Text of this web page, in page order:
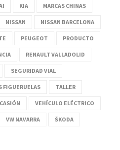
KIA MARCAS CHINAS
NISSAN NISSAN BARCELONA
PEUGEOT PRODUCTO
RENAULT VALLADOLID
SEGURIDAD VIAL
FIGUERUELAS TALLER
VEHÍCULO ELÉCTRICO
VW NAVARRA ŠKODA